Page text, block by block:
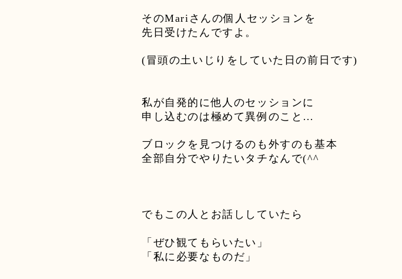
そのMari さんの個人セッションを
先日受けたんですよ。
( 冒頭の土いじりをしていた日の前日です)
私が自発的に他人のセッションに
申し込むのは極めて異例のこと …
ブロックを見つけるのも外すのも基本
全部自分でやりたいタチなんで(^^
でもこの人とお話ししていたら
「ぜひ観てもらいたい」
「私に必要なものだ」